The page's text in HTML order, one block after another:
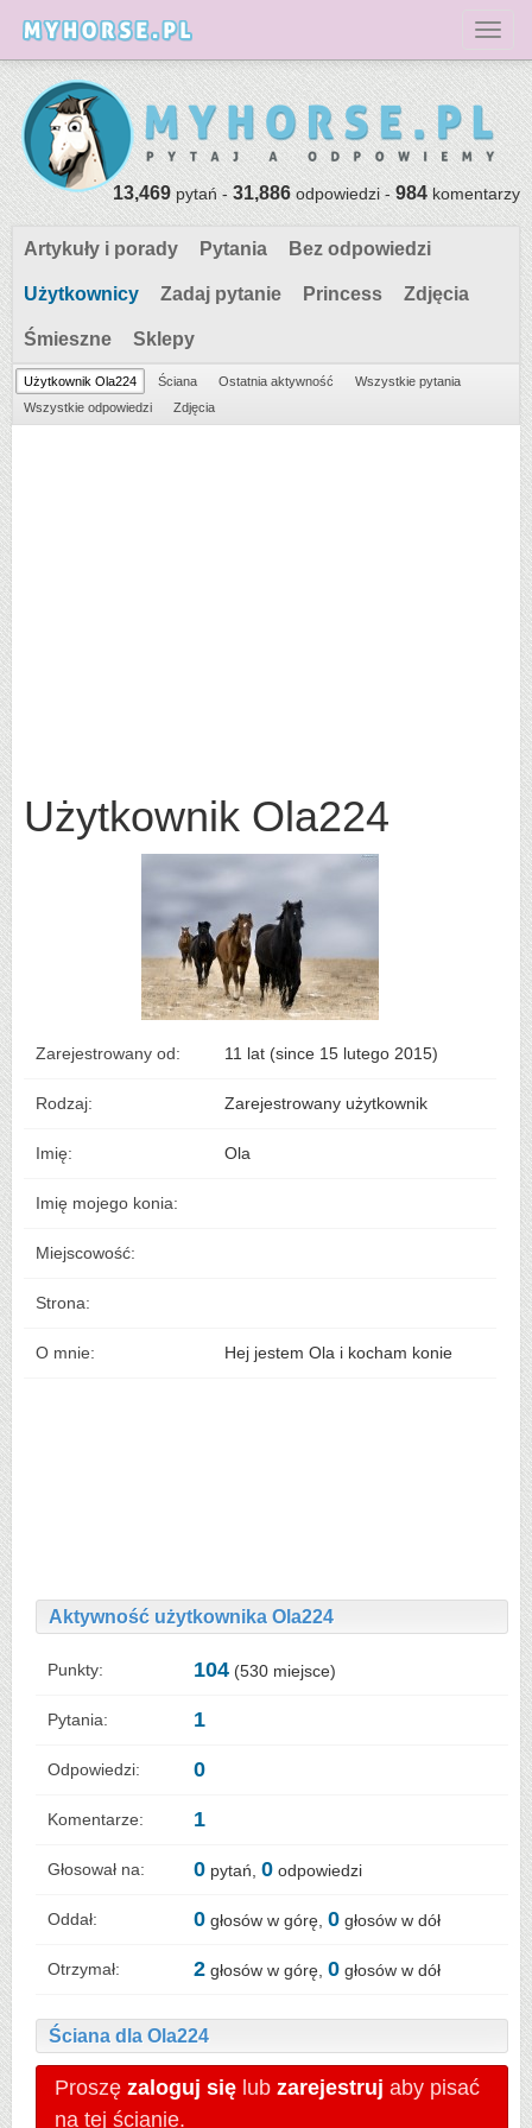
13,469pytań -31,886odpowiedzi -984komentarzy
Artykuły i porady Pytania Bez odpowiedzi
Użytkownicy Zadaj pytanie Princess Zdjęcia
Śmieszne Sklepy
Użytkownik Ola224 Ściana Ostatnia aktywność
Wszystkie pytania
Wszystkie odpowiedzi
Zdjęcia
Użytkownik Ola224
Zarejestrowany od: 11 lat (since 15 lutego 2015)
Rodzaj: Zarejestrowany użytkownik
Imię: Ola
Imię mojego konia:
Miejscowość:
Strona:
O mnie: Hej jestem Ola i kocham konie
Aktywność użytkownika Ola224
Punkty: 104 (530 miejsce)
Pytania: 1
Odpowiedzi: 0
Komentarze: 1
Głosował na: 0 pytań, 0 odpowiedzi
Oddał: 0 głosów w górę, 0 głosów w dół
Otrzymał: 2 głosów w górę, 0 głosów w dół
Ściana dla Ola224
Proszę zaloguj się lub zarejestruj aby pisać
na tej ścianie.